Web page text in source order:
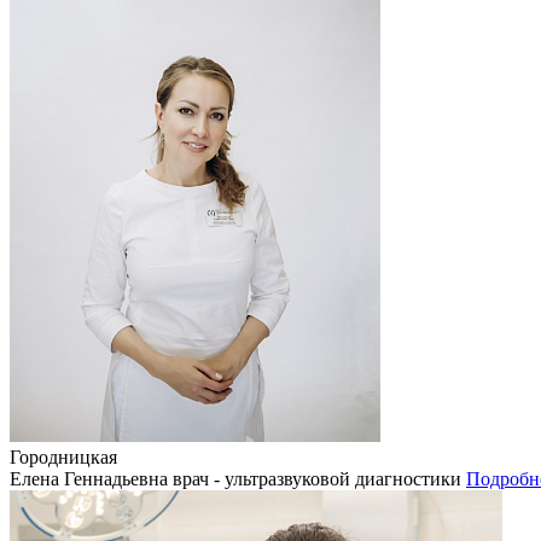
Городницкая
Елена Геннадьевна врач - ультразвуковой диагностики